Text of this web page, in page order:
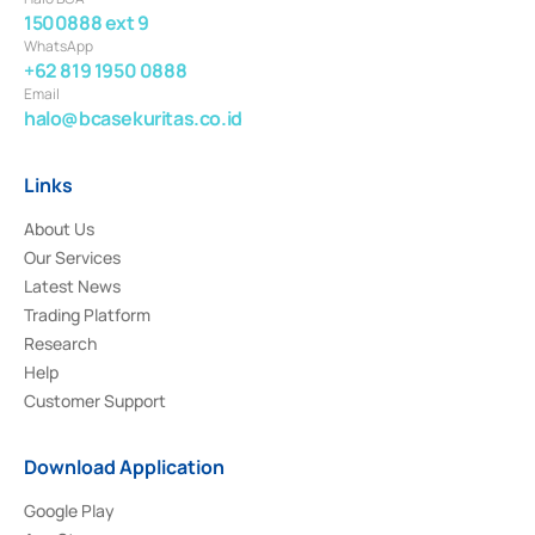
1500888 ext 9
WhatsApp
+62 819 1950 0888
Email
halo@bcasekuritas.co.id
Links
About Us
Our Services
Latest News
Trading Platform
Research
Help
Customer Support
Download Application
Google Play